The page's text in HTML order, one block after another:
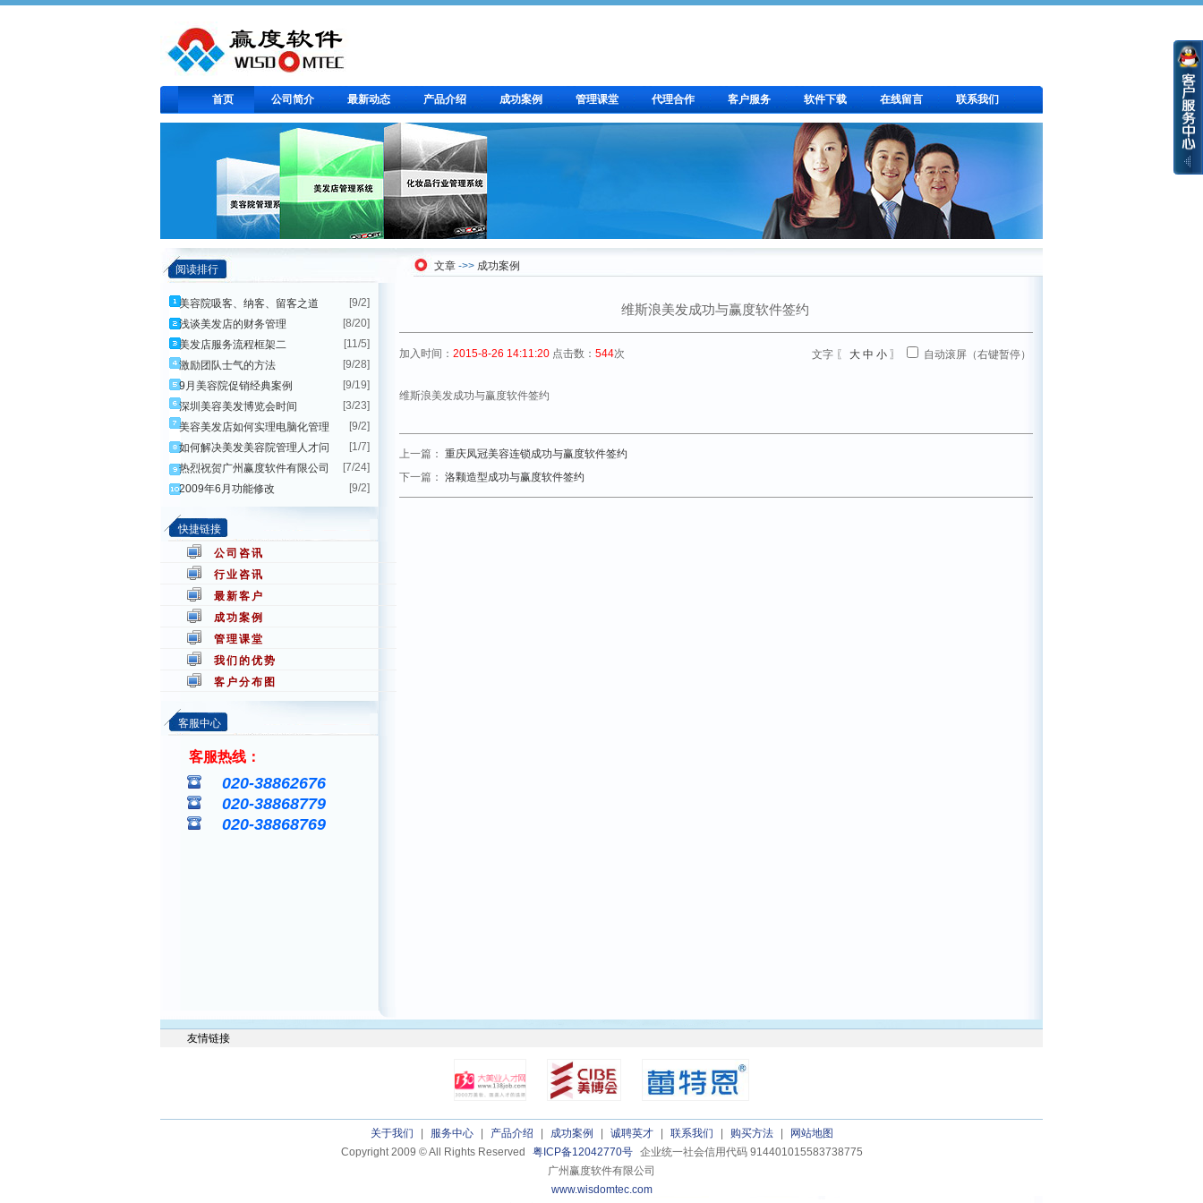
首页 公司简介 最新动态 产品介绍 成功案例 管理课堂 代理合作 客户服务 软件下载 在线留言 联系我们
阅读排行
[9/2]
美容院吸客、纳客、留客之道
[8/20]
浅谈美发店的财务管理
[11/5]
美发店服务流程框架二
[9/28]
激励团队士气的方法
[9/19]
9月美容院促销经典案例
[3/23]
深圳美容美发博览会时间
[9/2]
美容美发店如何实理电脑化管理
[1/7]
如何解决美发美容院管理人才问
[7/24]
热烈祝贺广州赢度软件有限公司
[9/2]
2009年6月功能修改
快捷链接
公司咨讯
行业咨讯
最新客户
成功案例
管理课堂
我们的优势
客户分布图
客服中心
客服热线：
020-38862676
020-38868779
020-38868769
文章 ->> 成功案例
维斯浪美发成功与赢度软件签约
加入时间： 2015-8-26 14:11:20 点击数： 544次 文字 〖 大 中 小 〗 自动滚屏（右键暂停）
维斯浪美发成功与赢度软件签约
上一篇： 重庆凤冠美容连锁成功与赢度软件签约
下一篇： 洛颗造型成功与赢度软件签约
友情链接
关于我们 服务中心 产品介绍 成功案例 诚聘英才 联系我们 购买方法
网站地图
Copyright 2009 © All Rights Reserved
粤ICP备12042770号
企业统一社会信用代码 914401015583738775
广州赢度软件有限公司
www.wisdomtec.com